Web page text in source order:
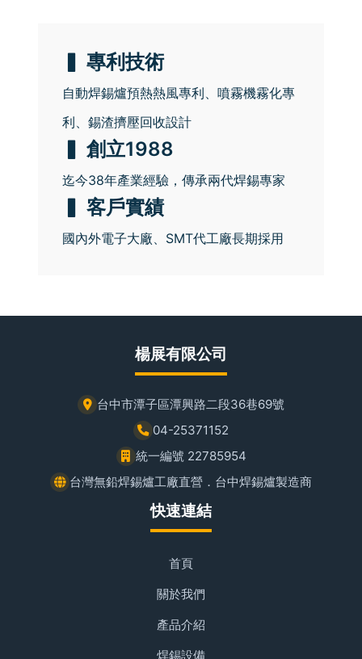
▍ 專利技術
自動焊錫爐預熱熱風專利、噴霧機霧化專
利、錫渣擠壓回收設計
▍ 創立1988
迄今38年產業經驗，傳承兩代焊錫專家
▍ 客戶實績
國內外電子大廠、SMT代工廠長期採用
楊展有限公司
台中市潭子區潭興路二段36巷69號
04-25371152
統一編號 22785954
台灣無鉛焊錫爐工廠直營．台中焊錫爐製造商
快速連結
首頁
關於我們
產品介紹
焊錫設備